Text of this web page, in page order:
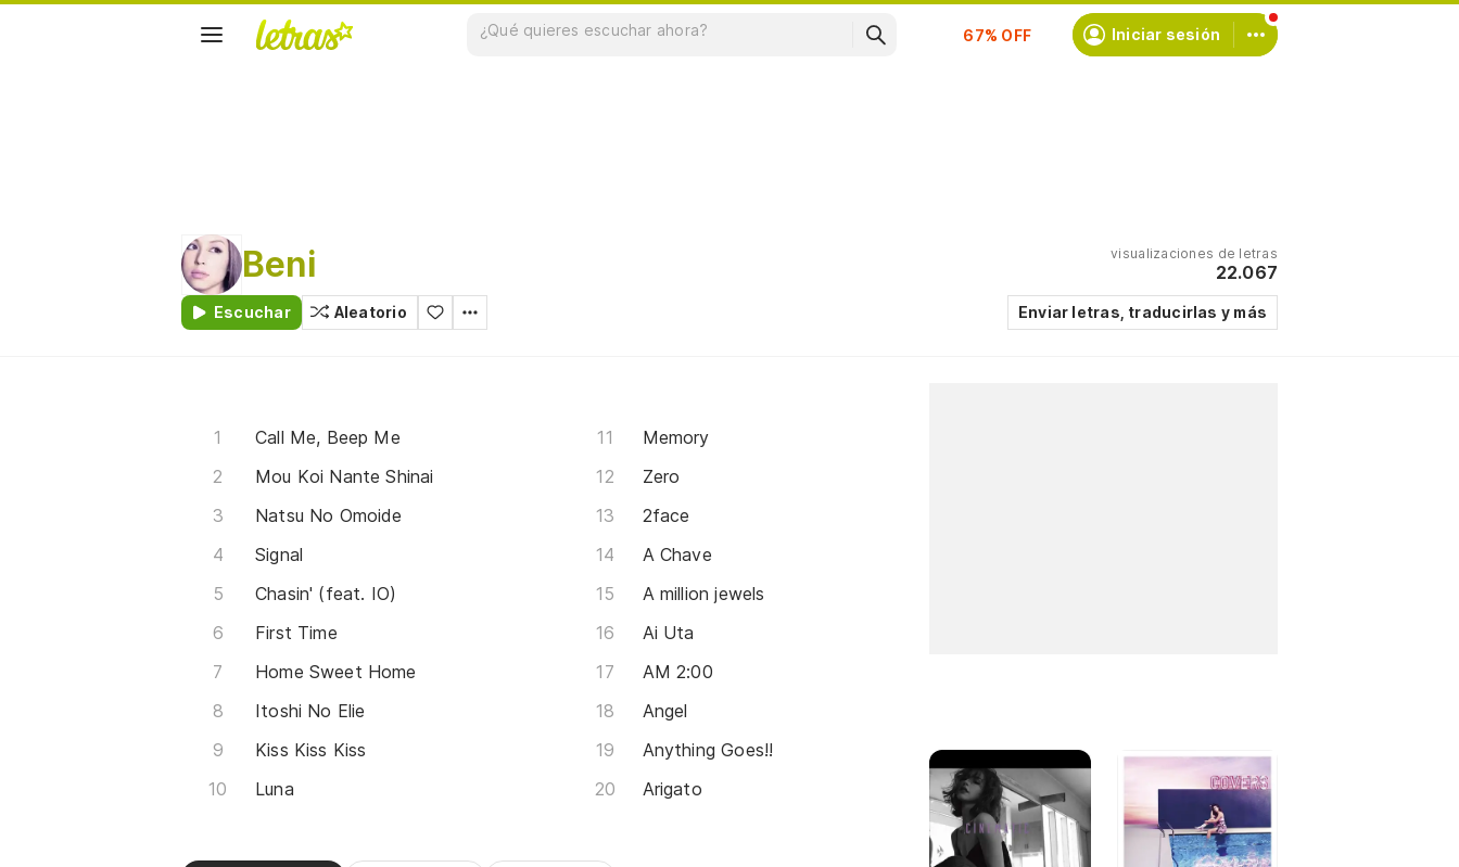
Suscríbete Iniciar sesión
Beni
Escuchar Aleatorio
visualizaciones de letras
22.067
Enviar letras, traducirlas y más
Call Me, Beep Me
Mou Koi Nante Shinai
Natsu No Omoide
Signal
Chasin' (feat. IO)
First Time
Home Sweet Home
Itoshi No Elie
Kiss Kiss Kiss
Luna
Memory
Zero
2face
A Chave
A million jewels
Ai Uta
AM 2:00
Angel
Anything Goes!!
Arigato